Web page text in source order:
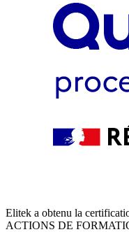
Elitek a obtenu la
ACTIONS DE